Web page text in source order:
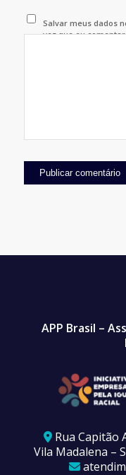
Salvar meus dados
vez que eu
APP Brasil –
Rua Capitão
Vila Madalena –